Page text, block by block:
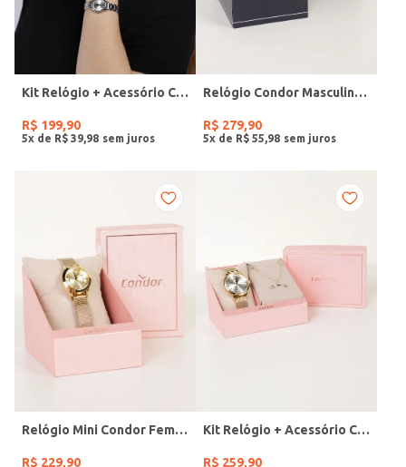
Kit Relógio + Acessório Condor Feminino PRATA
R$ 199,90
5x de R$ 39 98
Relógio Condor Masculino PRATA
R$ 279,90
5x de R$ 55 98
Relógio Mini Condor Feminino DOURADO
R$ 229,90
Kit Relógio + Acessório Condor Feminino DOURADO
R$ 259,90